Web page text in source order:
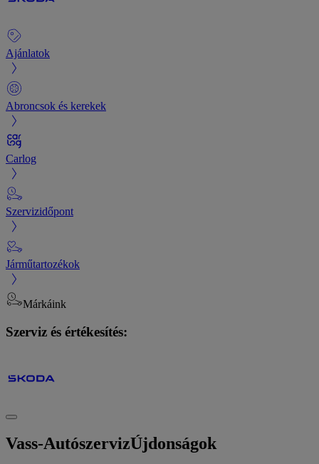
Ajánlatok
Abroncsok és kerekek
Carlog
Szervizidőpont
Járműtartozékok
Márkáink
Szerviz és értékesítés:
Vass-AutószervizÚjdonságok